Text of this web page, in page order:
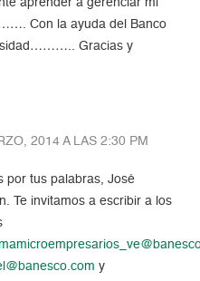
aprender a gerenciar mi
Con la ayuda del Banco
Gracias y
2014 A LAS 2:30 PM
por tus palabras, José
Te invitamos a escribir a los
y